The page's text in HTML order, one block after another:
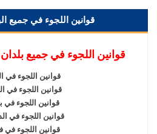
قوانين اللجوء في جميع
قوانين اللجوء في جميع بلدان
قوانين اللجوء في
قوانين اللجوء في
قوانين اللجوء في
قوانين اللجوء في
قوانين اللجوء في